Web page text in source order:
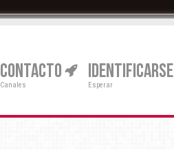
CONTACTO
Canales
IDENTIFICARSE
Esperar